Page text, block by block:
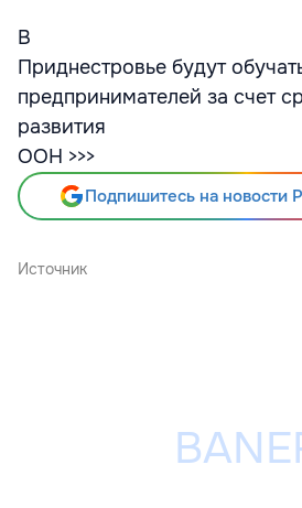
В
Приднестровье будут
предпринимателей за счет
развития
ООН >>>
Подпишитесь на новости
Источник